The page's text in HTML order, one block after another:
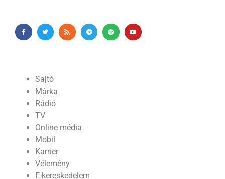
Sajtó
Márka
Rádió
TV
Online média
Mobil
Karrier
Vélemény
E-kereskedelem